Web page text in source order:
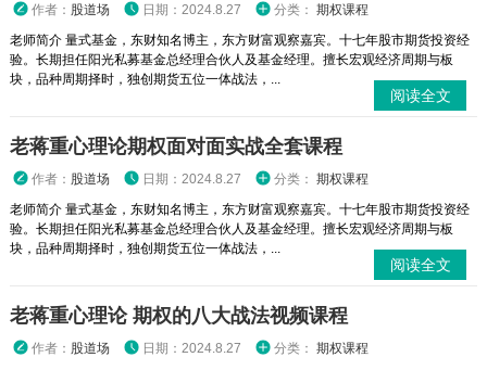
作者： 股道场 日期：2024.8.27 分类： 期权课程
老师简介 量式基金，东财知名博主，东方财富观察嘉宾。十七年股市期货投资经
验。长期担任阳光私募基金总经理合伙人及基金经理。擅长宏观经济周期与板
块，品种周期择时，独创期货五位一体战法，...
阅读全文
老蒋重心理论期权面对面实战全套课程
作者： 股道场 日期：2024.8.27 分类： 期权课程
老师简介 量式基金，东财知名博主，东方财富观察嘉宾。十七年股市期货投资经
验。长期担任阳光私募基金总经理合伙人及基金经理。擅长宏观经济周期与板
块，品种周期择时，独创期货五位一体战法，...
阅读全文
老蒋重心理论 期权的八大战法视频课程
作者： 股道场 日期：2024.8.27 分类： 期权课程